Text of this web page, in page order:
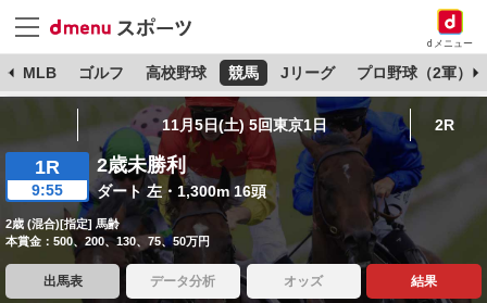
dメニュー
MLB ゴルフ 高校野球 競馬 Jリーグ プロ野球（2軍）
11月5日(土) 5回東京1日 2R
1R
9:55
2歳未勝利
ダート 左・1,300m 16頭
2歳 (混合)[指定] 馬齢
本賞金：500、200、130、75、50万円
出馬表 データ分析 オッズ 結果